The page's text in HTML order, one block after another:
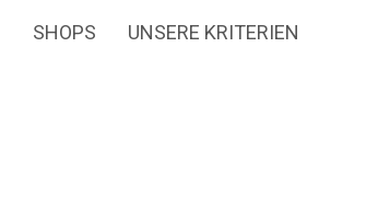
SHOPS UNSERE KRITERIEN